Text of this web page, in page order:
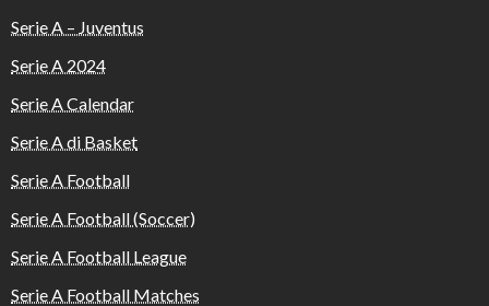
Serie A – Juventus
Serie A 2024
Serie A Calendar
Serie A di Basket
Serie A Football
Serie A Football (Soccer)
Serie A Football League
Serie A Football Matches